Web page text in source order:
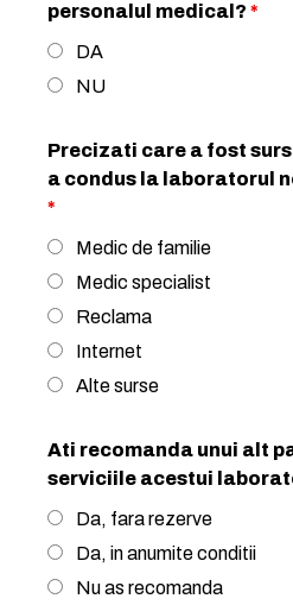
personalul medical? *
DA
NU
Precizati care a fost
a condus la laboratorul
*
Medic de familie
Medic specialist
Reclama
Internet
Alte surse
Ati recomanda unui alt
serviciile acestui
Da, fara rezerve
Da, in anumite conditii
Nu as recomanda